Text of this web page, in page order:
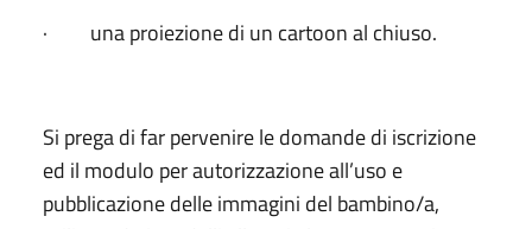
· una proiezione di un cartoon al chiuso.
Si prega di far pervenire le domande di iscrizione
ed il modulo per autorizzazione all’uso e
pubblicazione delle immagini del bambino/a,